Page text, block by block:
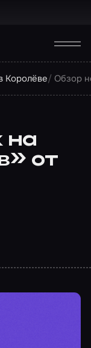
Королёве Обзор
на
от